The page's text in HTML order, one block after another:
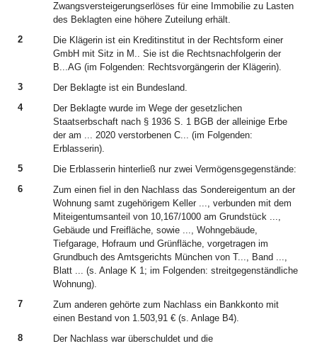
Zwangsversteigerungserlöses für eine Immobilie zu Lasten
des Beklagten eine höhere Zuteilung erhält.
2
Die Klägerin ist ein Kreditinstitut in der Rechtsform einer
GmbH mit Sitz in M.. Sie ist die Rechtsnachfolgerin der
B...AG (im Folgenden: Rechtsvorgängerin der Klägerin).
3
Der Beklagte ist ein Bundesland.
4
Der Beklagte wurde im Wege der gesetzlichen
Staatserbschaft nach § 1936 S. 1 BGB der alleinige Erbe
der am ... 2020 verstorbenen C... (im Folgenden:
Erblasserin).
5
Die Erblasserin hinterließ nur zwei Vermögensgegenstände:
6
Zum einen fiel in den Nachlass das Sondereigentum an der
Wohnung samt zugehörigem Keller ..., verbunden mit dem
Miteigentumsanteil von 10,167/1000 am Grundstück ...,
Gebäude und Freifläche, sowie ..., Wohngebäude,
Tiefgarage, Hofraum und Grünfläche, vorgetragen im
Grundbuch des Amtsgerichts München von T..., Band ...,
Blatt ... (s. Anlage K 1; im Folgenden: streitgegenständliche
Wohnung).
7
Zum anderen gehörte zum Nachlass ein Bankkonto mit
einen Bestand von 1.503,91 € (s. Anlage B4).
8
Der Nachlass war überschuldet und die